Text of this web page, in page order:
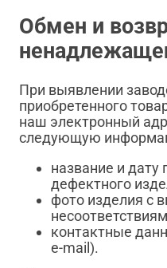
Обмен и
При выявлении
приобретенного
наш электронный
следующую
название и дату
дефектного
фото изделия с
контактные
e-mail).